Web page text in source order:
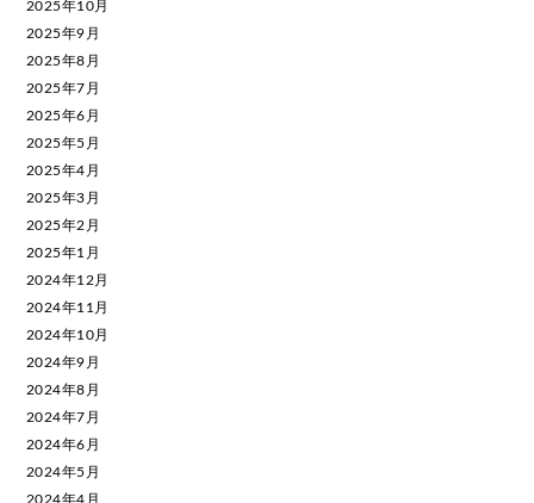
2025年10月
2025年9月
2025年8月
2025年7月
2025年6月
2025年5月
2025年4月
2025年3月
2025年2月
2025年1月
2024年12月
2024年11月
2024年10月
2024年9月
2024年8月
2024年7月
2024年6月
2024年5月
2024年4月